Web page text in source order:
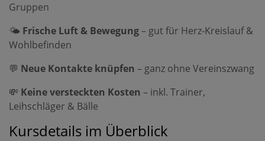
Gruppen
🌤️ Frische Luft & Bewegung– gut für Herz-Kreislauf &
Wohlbefinden
💬 Neue Kontakte knüpfen – ganz ohne Vereinszwang
💸 Keine versteckten Kosten – inkl. Trainer,
Leihschläger & Bälle
Kursdetails im Überblick